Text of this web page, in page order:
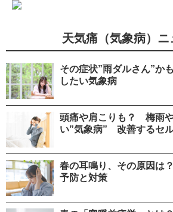
天気痛（気象病）ニ
その症状”雨ダルさん”か
したい気象病
頭痛や肩こりも？ 梅雨
い”気象病” 改善するセ
春の耳鳴り、その原因は
予防と対策